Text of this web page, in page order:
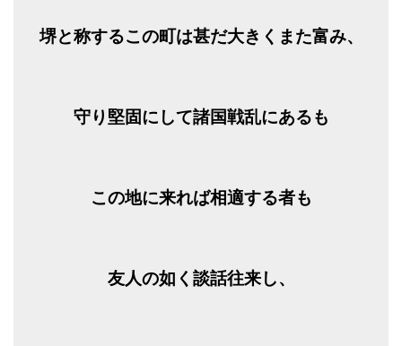
堺と称するこの町は甚だ大きくまた富み、
守り堅固にして諸国戦乱にあるも
この地に来れば相適する者も
友人の如く談話往来し、